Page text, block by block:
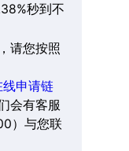
秒到不
请您按照
线申请链
会有客服
）与您联